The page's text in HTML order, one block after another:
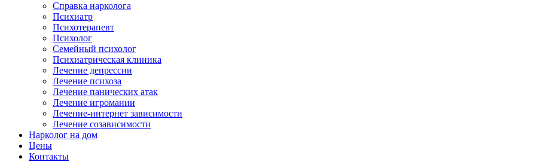
Справка нарколога
Психиатр
Психотерапевт
Психолог
Семейный психолог
Психиатрическая клиника
Лечение депрессии
Лечение психоза
Лечение панических атак
Лечение игромании
Лечение-интернет зависимости
Лечение созависимости
Нарколог на дом
Цены
Контакты